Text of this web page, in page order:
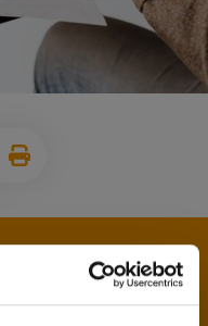
belépett diákok
egyeztetést